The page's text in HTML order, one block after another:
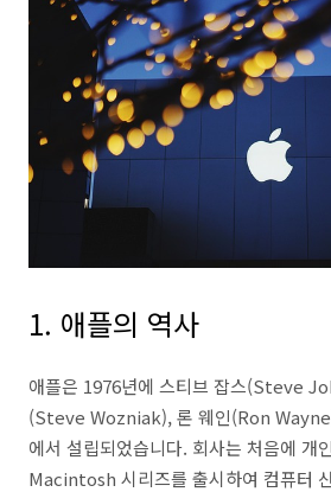
1. 애플의 역사
애플은 1976년에 스티브 잡스(Steve
(Steve Wozniak), 론 웨인(Ron
에서 설립되었습니다. 회사는 처음에 개
Macintosh 시리즈를 출시하여 컴퓨터